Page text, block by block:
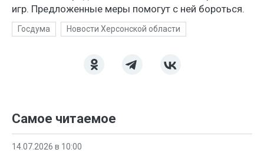
игр. Предложенные меры помогут с ней бороться.
Госдума Новости Херсонской области
Самое читаемое
14.07.2026 в 10:00